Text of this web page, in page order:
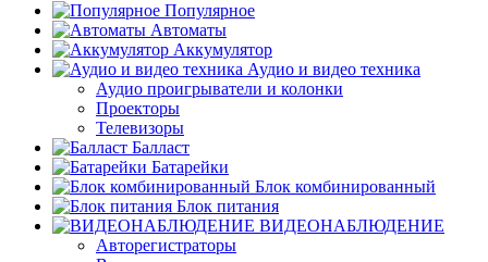
Популярное
Автоматы
Аккумулятор
Аудио и видео техника
Аудио проигрыватели и колонки
Проекторы
Телевизоры
Балласт
Батарейки
Блок комбинированный
Блок питания
ВИДЕОНАБЛЮДЕНИЕ
Авторегистраторы